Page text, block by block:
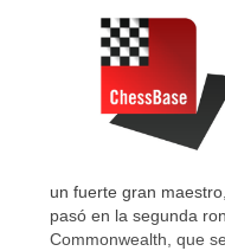
un fuerte gran
pasó en la segunda
Commonwealth, que